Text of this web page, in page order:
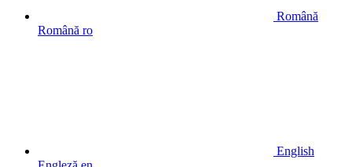
Română
Română ro
English